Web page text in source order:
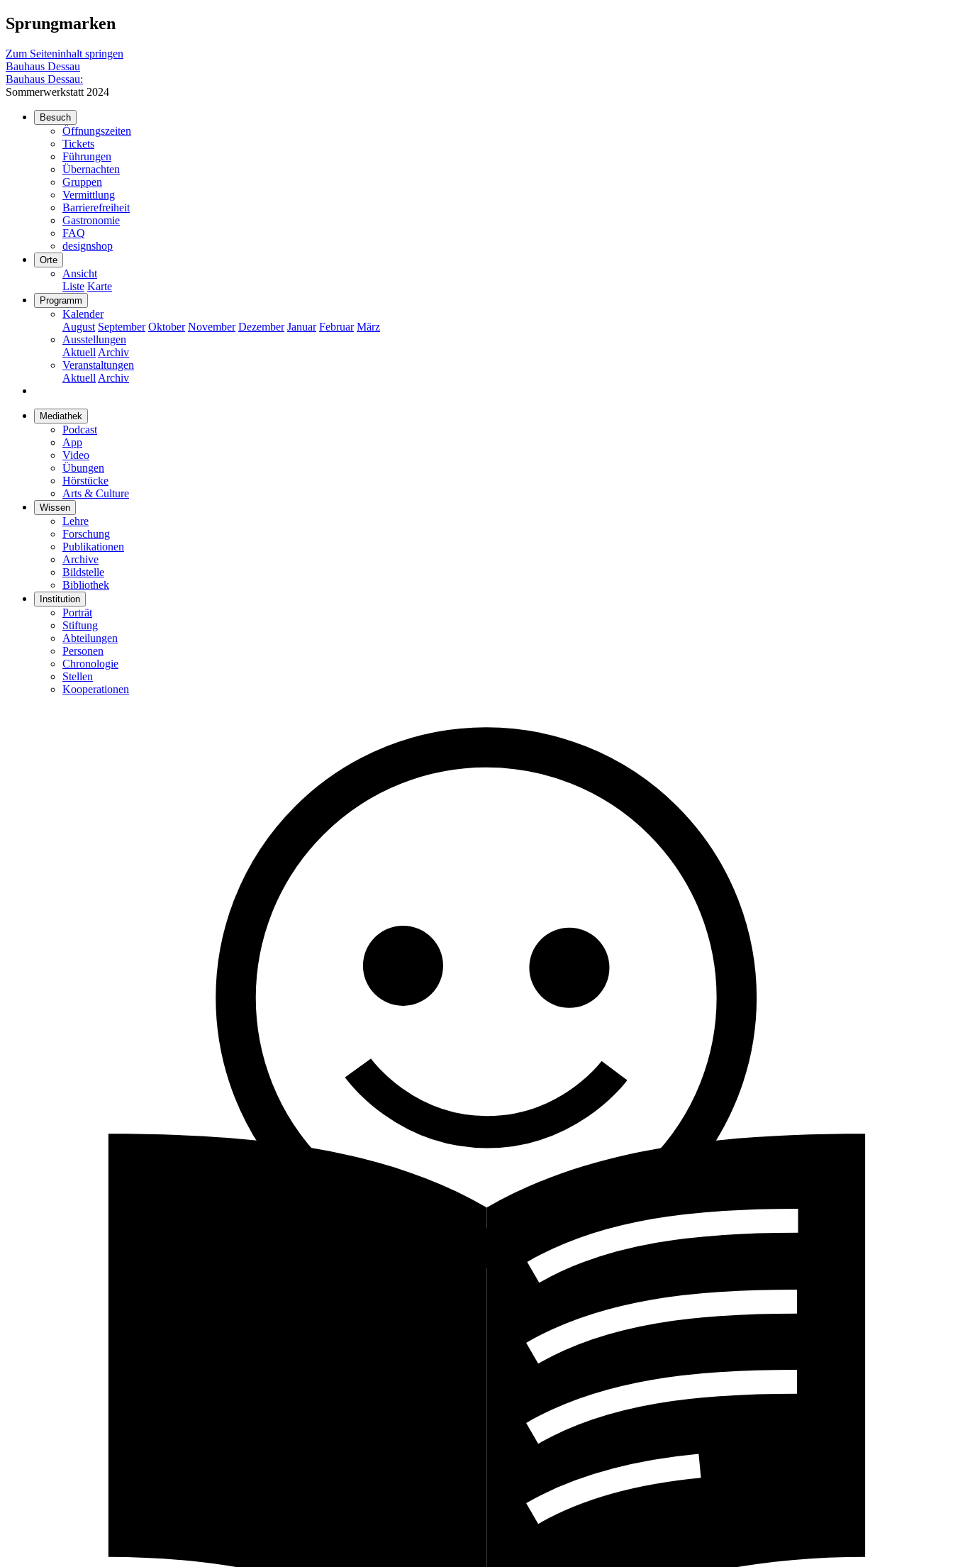
Sprungmarken
Zum Seiteninhalt springen
Bauhaus Dessau
Bauhaus Dessau:
Sommerwerkstatt 2024
Besuch
Öffnungszeiten
Tickets
Führungen
Übernachten
Gruppen
Vermittlung
Barrierefreiheit
Gastronomie
FAQ
designshop
Orte
Ansicht
Liste Karte
Programm
Kalender
August September Oktober November Dezember Januar Februar März
Ausstellungen
Aktuell Archiv
Veranstaltungen
Aktuell Archiv
Mediathek
Podcast
App
Video
Übungen
Hörstücke
Arts & Culture
Wissen
Lehre
Forschung
Publikationen
Archive
Bildstelle
Bibliothek
Institution
Porträt
Stiftung
Abteilungen
Personen
Chronologie
Stellen
Kooperationen